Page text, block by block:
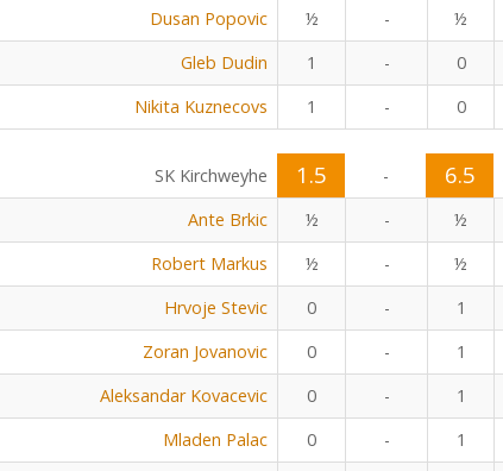
Dusan Popovic ½ - ½
Gleb Dudin 1 - 0
Nikita Kuznecovs 1 - 0
SK Kirchweyhe 1.5 - 6.5
Ante Brkic ½ - ½
Robert Markus ½ - ½
Hrvoje Stevic 0 - 1
Zoran Jovanovic 0 - 1
Aleksandar Kovacevic 0 - 1
Mladen Palac 0 - 1